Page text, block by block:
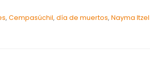
, Cempasúchil, día de muertos, Nayma